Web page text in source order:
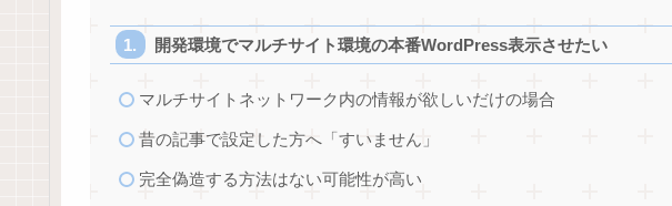
開発環境でマルチサイト環境の本番WordPress表示させたい
マルチサイトネットワーク内の情報が欲しいだけの場合
昔の記事で設定した方へ「すいません」
完全偽造する方法はない可能性が高い